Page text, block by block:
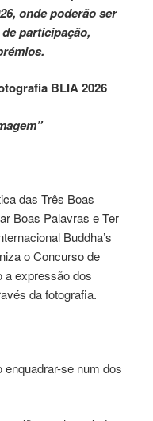
onde poderão ser
participação,
BLIA 2026
das Três Boas
Boas Palavras e Ter
Buddha’s
o Concurso de
a expressão dos
da fotografia.
se num dos